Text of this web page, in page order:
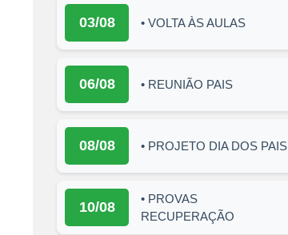
03/08 • VOLTA ÀS AULAS
06/08 • REUNIÃO PAIS
08/08 • PROJETO DIA DOS PAIS
10/08
• PROVAS
RECUPERAÇÃO